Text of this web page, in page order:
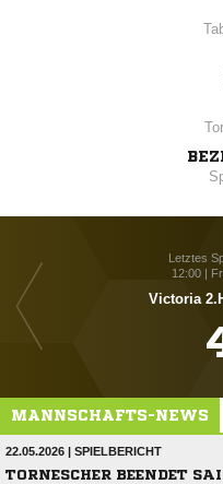
Letztes
12:00 |
Victoria
MANNSCHAFTS-NEWS
22.05.2026 | SPIELBERICHT
TORNESCHER BEENDET